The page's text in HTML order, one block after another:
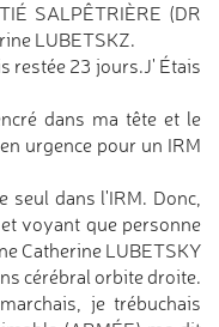
SALPÊTRIÈRE (DR
LUBETSKZ.
restée 23 jours.J' Étais
dans ma tête et le
urgence pour un IRM
seul dans l'IRM. Donc,
voyant que personne
Catherine LUBETSKY
cérébral orbite droite.
je trébuchais